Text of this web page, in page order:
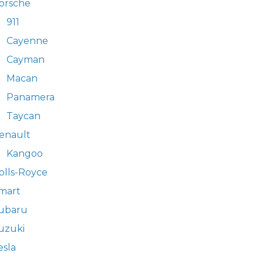
911
Cayenne
Cayman
Macan
Panamera
Taycan
Kangoo
Royce